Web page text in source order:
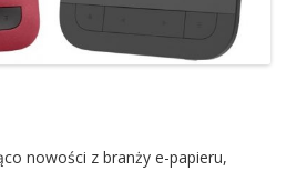
nowości z branży e-papieru,